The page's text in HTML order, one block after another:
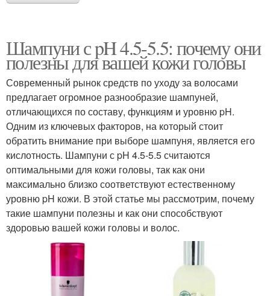
Шампуни с pH 4.5-5.5: почему они
полезны для вашей кожи головы
Современный рынок средств по уходу за волосами
предлагает огромное разнообразие шампуней,
отличающихся по составу, функциям и уровню pH.
Одним из ключевых факторов, на который стоит
обратить внимание при выборе шампуня, является его
кислотность. Шампуни с pH 4.5-5.5 считаются
оптимальными для кожи головы, так как они
максимально близко соответствуют естественному
уровню pH кожи. В этой статье мы рассмотрим, почему
такие шампуни полезны и как они способствуют
здоровью вашей кожи головы и волос.